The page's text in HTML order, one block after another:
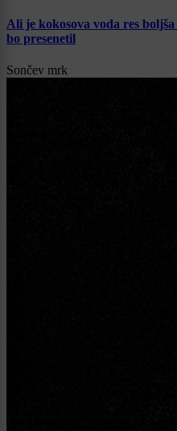
Ali je kokosova voda res
bo presenetil
Sončev mrk